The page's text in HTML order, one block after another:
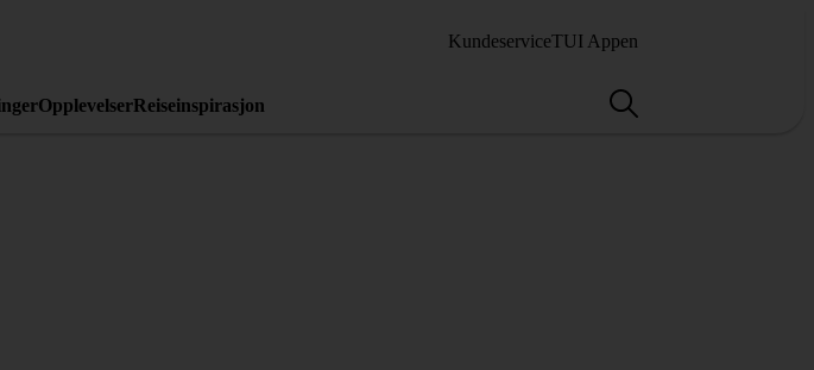
KundeserviceTUI Appen
OpplevelserReiseinspirasjon